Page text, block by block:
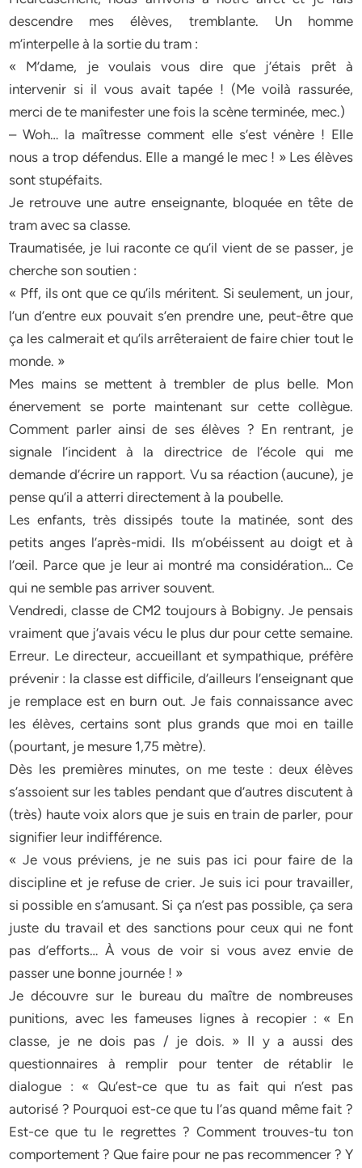
descendre mes élèves, tremblante. Un homme
m’interpelle à la sortie du tram :
« M’dame, je voulais vous dire que j’étais prêt à
intervenir si il vous avait tapée ! (Me voilà rassurée,
merci de te manifester une fois la scène terminée, mec.)
– Woh… la maîtresse comment elle s’est vénère ! Elle
nous a trop défendus. Elle a mangé le mec ! » Les élèves
sont stupéfaits.
Je retrouve une autre enseignante, bloquée en tête de
tram avec sa classe.
Traumatisée, je lui raconte ce qu’il vient de se passer, je
cherche son soutien :
« Pff, ils ont que ce qu’ils méritent. Si seulement, un jour,
l’un d’entre eux pouvait s’en prendre une, peut-être que
ça les calmerait et qu’ils arrêteraient de faire chier tout le
monde. »
Mes mains se mettent à trembler de plus belle. Mon
énervement se porte maintenant sur cette collègue.
Comment parler ainsi de ses élèves ? En rentrant, je
signale l’incident à la directrice de l’école qui me
demande d’écrire un rapport. Vu sa réaction (aucune), je
pense qu’il a atterri directement à la poubelle.
Les enfants, très dissipés toute la matinée, sont des
petits anges l’après-midi. Ils m’obéissent au doigt et à
l’œil. Parce que je leur ai montré ma considération… Ce
qui ne semble pas arriver souvent.
Vendredi, classe de CM2 toujours à Bobigny. Je pensais
vraiment que j’avais vécu le plus dur pour cette semaine.
Erreur. Le directeur, accueillant et sympathique, préfère
prévenir : la classe est difficile, d’ailleurs l’enseignant que
je remplace est en burn out. Je fais connaissance avec
les élèves, certains sont plus grands que moi en taille
(pourtant, je mesure 1,75 mètre).
Dès les premières minutes, on me teste : deux élèves
s’assoient sur les tables pendant que d’autres discutent à
(très) haute voix alors que je suis en train de parler, pour
signifier leur indifférence.
« Je vous préviens, je ne suis pas ici pour faire de la
discipline et je refuse de crier. Je suis ici pour travailler,
si possible en s’amusant. Si ça n’est pas possible, ça sera
juste du travail et des sanctions pour ceux qui ne font
pas d’efforts… À vous de voir si vous avez envie de
passer une bonne journée ! »
Je découvre sur le bureau du maître de nombreuses
punitions, avec les fameuses lignes à recopier : « En
classe, je ne dois pas / je dois. » Il y a aussi des
questionnaires à remplir pour tenter de rétablir le
dialogue : « Qu’est-ce que tu as fait qui n’est pas
autorisé ? Pourquoi est-ce que tu l’as quand même fait ?
Est-ce que tu le regrettes ? Comment trouves-tu ton
comportement ? Que faire pour ne pas recommencer ? Y